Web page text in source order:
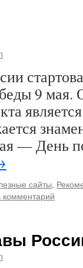
9 мая.
— День
сайты,
комментарий